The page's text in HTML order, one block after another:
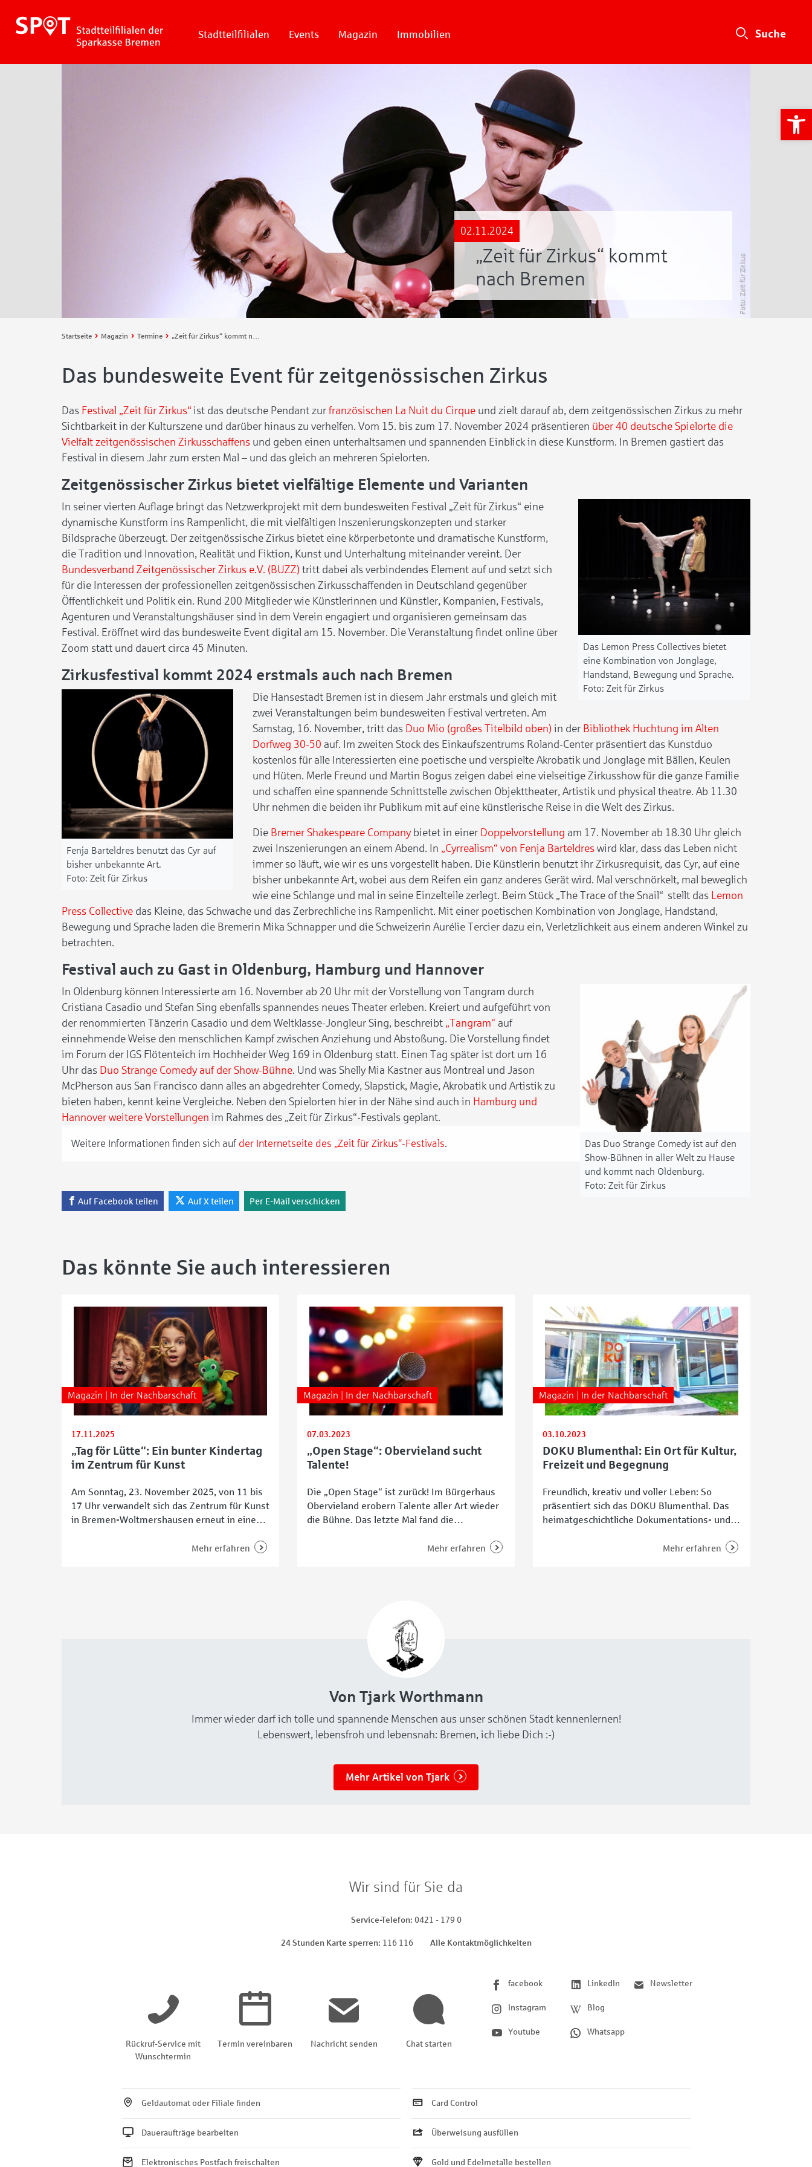
Stadtteilfilialen Events Magazin Immobilien
Zeit für Zirkus
02.11.2024
„Zeit für Zirkus“ kommt
nach Bremen
Startseite Magazin Termine „Zeit für Zirkus“ kommt nach Bremen
Das bundesweite Event für zeitgenössischen Zirkus
Das Festival „Zeit für Zirkus“ ist das deutsche Pendant zur französischen La Nuit du Cirque und zielt darauf ab, dem zeitgenössischen Zirkus zu mehr
Sichtbarkeit in der Kulturszene und darüber hinaus zu verhelfen. Vom 15. bis zum 17. November 2024 präsentieren über 40 deutsche Spielorte die
Vielfalt zeitgenössischen Zirkusschaffens und geben einen unterhaltsamen und spannenden Einblick in diese Kunstform. In Bremen gastiert das
Festival in diesem Jahr zum ersten Mal – und das gleich an mehreren Spielorten.
Zeitgenössischer Zirkus bietet vielfältige Elemente und Varianten
Das Lemon Press Collectives bietet
eine Kombination von Jonglage,
Handstand, Bewegung und Sprache.
Zeit für Zirkus
In seiner vierten Auflage bringt das Netzwerkprojekt mit dem bundesweiten Festival „Zeit für Zirkus“ eine
dynamische Kunstform ins Rampenlicht, die mit vielfältigen Inszenierungskonzepten und starker
Bildsprache überzeugt. Der zeitgenössische Zirkus bietet eine körperbetonte und dramatische Kunstform,
die Tradition und Innovation, Realität und Fiktion, Kunst und Unterhaltung miteinander vereint. Der
Bundesverband Zeitgenössischer Zirkus e.V. (BUZZ) tritt dabei als verbindendes Element auf und setzt sich
für die Interessen der professionellen zeitgenössischen Zirkusschaffenden in Deutschland gegenüber
Öffentlichkeit und Politik ein. Rund 200 Mitglieder wie Künstlerinnen und Künstler, Kompanien, Festivals,
Agenturen und Veranstaltungshäuser sind in dem Verein engagiert und organisieren gemeinsam das
Festival. Eröffnet wird das bundesweite Event digital am 15. November. Die Veranstaltung findet online über
Zoom statt und dauert circa 45 Minuten.
Zirkusfestival kommt 2024 erstmals auch nach Bremen
Fenja Barteldres benutzt das Cyr auf
bisher unbekannte Art.
Zeit für Zirkus
Die Hansestadt Bremen ist in diesem Jahr erstmals und gleich mit
zwei Veranstaltungen beim bundesweiten Festival vertreten. Am
Samstag, 16. November, tritt das Duo Mio (großes Titelbild oben) in der Bibliothek Huchtung im Alten
Dorfweg 30-50 auf. Im zweiten Stock des Einkaufszentrums Roland-Center präsentiert das Kunstduo
kostenlos für alle Interessierten eine poetische und verspielte Akrobatik und Jonglage mit Bällen, Keulen
und Hüten. Merle Freund und Martin Bogus zeigen dabei eine vielseitige Zirkusshow für die ganze Familie
und schaffen eine spannende Schnittstelle zwischen Objekttheater, Artistik und physical theatre. Ab 11.30
Uhr nehmen die beiden ihr Publikum mit auf eine künstlerische Reise in die Welt des Zirkus.
Die Bremer Shakespeare Companybietet in einer Doppelvorstellung am 17. November ab 18.30 Uhr gleich
zwei Inszenierungen an einem Abend. In „Cyrrealism“ von Fenja Barteldres wird klar, dass das Leben nicht
immer so läuft, wie wir es uns vorgestellt haben. Die Künstlerin benutzt ihr Zirkusrequisit, das Cyr, auf eine
bisher unbekannte Art, wobei aus dem Reifen ein ganz anderes Gerät wird. Mal verschnörkelt, mal beweglich
wie eine Schlange und mal in seine Einzelteile zerlegt. Beim Stück „The Trace of the Snail“ stellt das Lemon
Press Collective das Kleine, das Schwache und das Zerbrechliche ins Rampenlicht. Mit einer poetischen Kombination von Jonglage, Handstand,
Bewegung und Sprache laden die Bremerin Mika Schnapper und die Schweizerin Aurélie Tercier dazu ein, Verletzlichkeit aus einem anderen Winkel zu
betrachten.
Festival auch zu Gast in Oldenburg, Hamburg und Hannover
Das Duo Strange Comedy ist auf den
Show-Bühnen in aller Welt zu Hause
und kommt nach Oldenburg.
Zeit für Zirkus
In Oldenburg können Interessierte am 16. November ab 20 Uhr mit der Vorstellung von Tangram durch
Cristiana Casadio und Stefan Sing ebenfalls spannendes neues Theater erleben. Kreiert und aufgeführt von
der renommierten Tänzerin Casadio und dem Weltklasse-Jongleur Sing, beschreibt „Tangram“ auf
einnehmende Weise den menschlichen Kampf zwischen Anziehung und Abstoßung. Die Vorstellung findet
im Forum der IGS Flötenteich im Hochheider Weg 169 in Oldenburg statt. Einen Tag später ist dort um 16
Uhr das Duo Strange Comedy auf der Show-Bühne. Und was Shelly Mia Kastner aus Montreal und Jason
McPherson aus San Francisco dann alles an abgedrehter Comedy, Slapstick, Magie, Akrobatik und Artistik zu
bieten haben, kennt keine Vergleiche. Neben den Spielorten hier in der Nähe sind auch in Hamburg und
Hannover weitere Vorstellungen im Rahmes des „Zeit für Zirkus“-Festivals geplant.
Weitere Informationen finden sich auf der Internetseite des „Zeit für Zirkus“-Festivals.
Auf Facebook teilen Auf X teilen Per E-Mail verschicken
Das könnte Sie auch interessieren
Magazin | In der Nachbarschaft
17.11.2025
„Tag för Lütte“: Ein bunter Kindertag
im Zentrum für Kunst
Am Sonntag, 23. November 2025, von 11 bis
17 Uhr verwandelt sich das Zentrum für Kunst
in Bremen-Woltmershausen erneut in eine
lädt Familien mit Kindern im Alter von zwei
Mehr erfahren
Magazin | In der Nachbarschaft
07.03.2023
„Open Stage“: Obervieland sucht
Talente!
Die „Open Stage“ ist zurück! Im Bürgerhaus
Obervieland erobern Talente aller Art wieder
die Bühne. Das letzte Mal fand die
statt. Während der Corona-Pandemie
Mehr erfahren
Magazin | In der Nachbarschaft
03.10.2023
DOKU Blumenthal: Ein Ort für Kultur,
Freizeit und Begegnung
Freundlich, kreativ und voller Leben: So
präsentiert sich das DOKU Blumenthal. Das
heimatgeschichtliche Dokumentations- und
ansässig – und das im örtlichen wie auch im
Mehr erfahren
Von Tjark Worthmann
Immer wieder darf ich tolle und spannende Menschen aus unser schönen Stadt kennenlernen!
Lebenswert, lebensfroh und lebensnah: Bremen, ich liebe Dich :-)
Mehr Artikel von Tjark
Wir sind für Sie da
Service-Telefon 0421 - 179 0
24 Stunden Karte sperren 116 116 Alle Kontaktmöglichkeiten
Rückruf-Service mit
Wunschtermin
Termin vereinbaren Nachricht senden Chat starten
facebook
Instagram
Youtube
LinkedIn
Blog
Whatsapp
Newsletter
Geldautomat oder Filiale finden
Daueraufträge bearbeiten
Elektronisches Postfach freischalten
Card Control
Überweisung ausfüllen
Gold und Edelmetalle bestellen